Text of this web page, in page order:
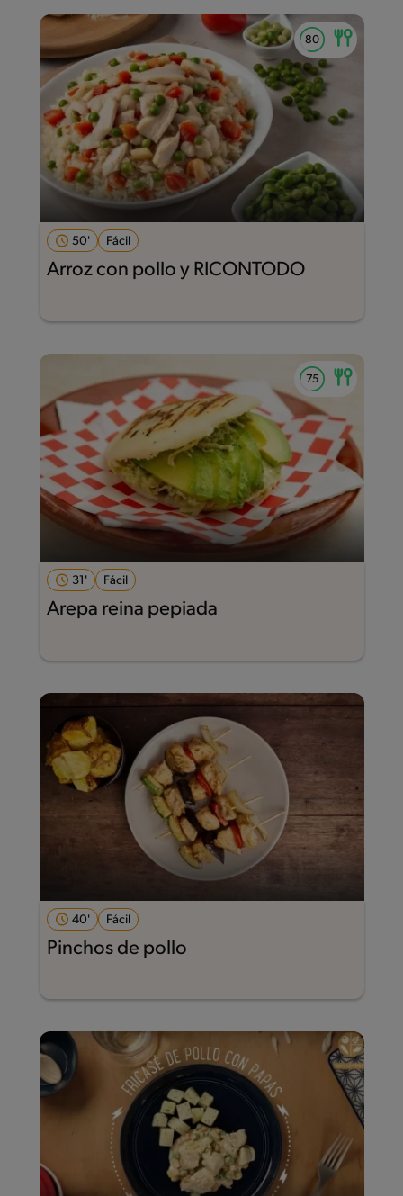
50' Fácil
Arroz con pollo y RICONTODO
31' Fácil
Arepa reina pepiada
40' Fácil
Pinchos de pollo